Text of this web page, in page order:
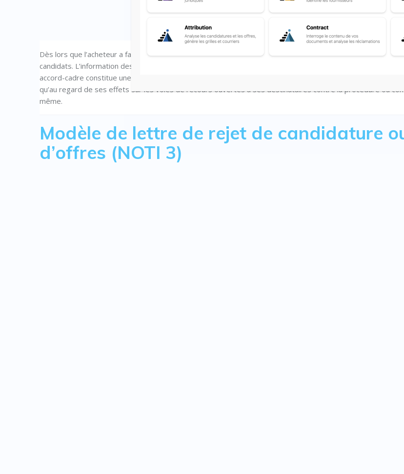
Dès lors que l’acheteur a fait son choix sur une candidature ou une offre, il doit procéder à l’information
candidats. L’information des opérateurs non retenus à l’issue d’une procédure de passation d’un marché
accord-cadre constitue une formalité essentielle d’achèvement de la procédure, tant en vertu du principe de
qu’au regard de ses effets sur les voies de recours ouvertes à ses destinataires contre la procédure ou
même.
Modèle de lettre de rejet de candidature
d’offres (NOTI 3)